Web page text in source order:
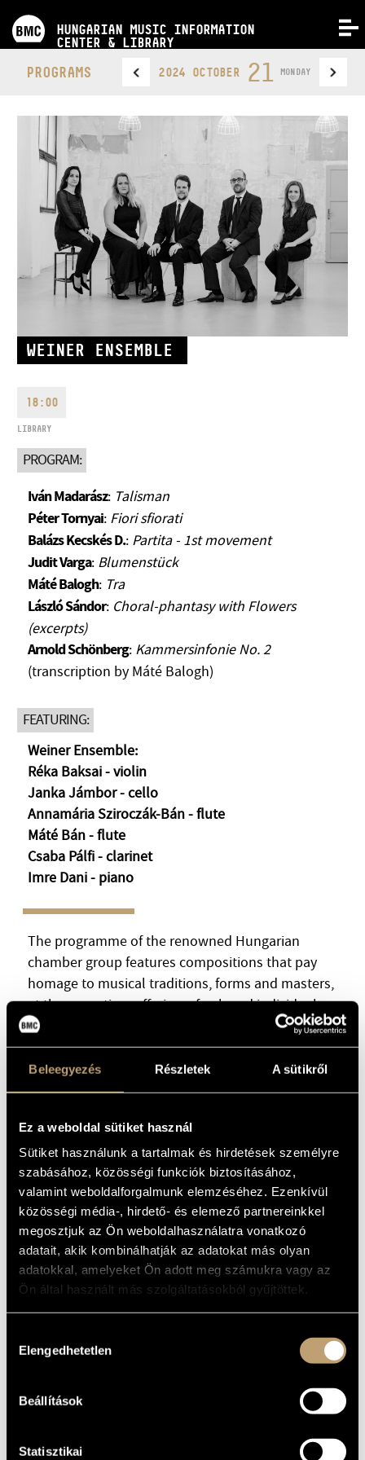
Beleegyezés Részletek A sütikről
Ez a weboldal sütiket használ
Sütiket használunk a tartalmak és hirdetések személyre
szabásához, közösségi funkciók biztosításához,
valamint weboldalforgalmunk elemzéséhez. Ezenkívül
közösségi média-, hirdető- és elemező partnereinkkel
megosztjuk az Ön weboldalhasználatra vonatkozó
adatait, akik kombinálhatják az adatokat más olyan
adatokkal, amelyeket Ön adott meg számukra vagy az
Ön által használt más szolgáltatásokból gyűjtöttek.
kiválasztása
Elengedhetetlen
Beállítások
Statisztikai
HUNGARIAN MUSIC INFORMATION
CENTER & LIBRARY
COMPETITIONS
TRAININGS
RELEASES
ABOUT US
CONTACT
VIDEO GALLERY
EMAIL
infokozpont@bmc.hu
PHONE
OPENING HOURS
ARTIST DATABASE
COMPOSITION DATABASE
MUSIC LIBRARY, ONLINE CATALOG
PROGRAMS 2024 OCTOBER 21 MONDAY
WEINER ENSEMBLE
18:00
LIBRARY
PROGRAM:
Iván Madarász: Talisman
Péter Tornyai: Fiori sfiorati
Balázs Kecskés D.: Partita - 1st movement
Judit Varga: Blumenstück
Máté Balogh: Tra
László Sándor: Choral-phantasy with Flowers
(excerpts)
Arnold Schönberg: Kammersinfonie No. 2
(transcription by Máté Balogh)
FEATURING:
Weiner Ensemble:
Réka Baksai - violin
Janka Jámbor - cello
Annamária Sziroczák-Bán - flute
Máté Bán - flute
Csaba Pálfi - clarinet
Imre Dani - piano
The programme of the renowned Hungarian
chamber group features compositions that pay
homage to musical traditions, forms and masters,
at the same time offering a fresh and individual
voice. Six different styles, approaches
and compositional plans make the programme
truly colourful. The ensemble performs
Máté
Balogh's transcription from the second chamber
bringing the spiritual legacy of a key figure in
modernism closer to today's audience.
Free entry!
Seating is on a first-come, first-served